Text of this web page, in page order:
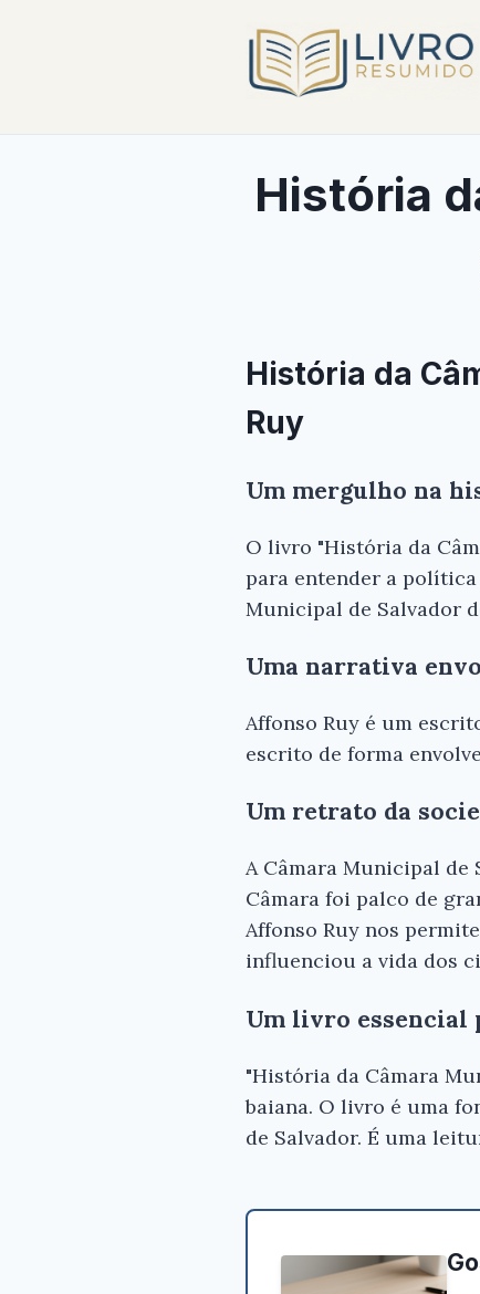
História
História da
Ruy
Um mergulho na
O livro "História da
para entender a
Municipal de Salvador
Uma narrativa
Affonso Ruy é um
escrito de forma
Um retrato da
A Câmara Municipal
Câmara foi palco de
Affonso Ruy nos
influenciou a vida dos
Um livro essencial
"História da Câmara
baiana. O livro é uma
de Salvador. É uma